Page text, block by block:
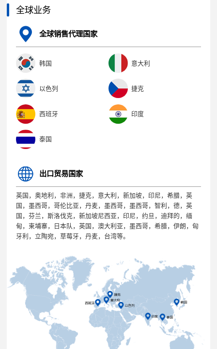
全球业务
全球销售代理国家
韩国 意大利
以色列 捷克
西班牙 印度
泰国
出口贸易国家
英国，奥地利，非洲，捷克，意大利，新加坡，印尼，希腊，英
国，墨西哥，哥伦比亚，丹麦，墨西哥，墨西哥，智利，德，英
国，芬兰，斯洛伐克，新加坡尼西亚，印尼，约旦，迪拜的，缅
甸，柬埔寨，日本队，英国，澳大利亚，墨西哥，希腊，伊朗，匈
牙利，立陶宛，草莓牙，丹麦，台湾等。